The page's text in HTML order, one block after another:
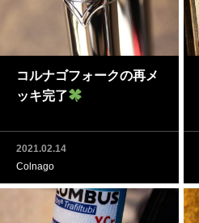
コルナゴフォークの再メ
ッキ完了
2021.02.14
Colnago